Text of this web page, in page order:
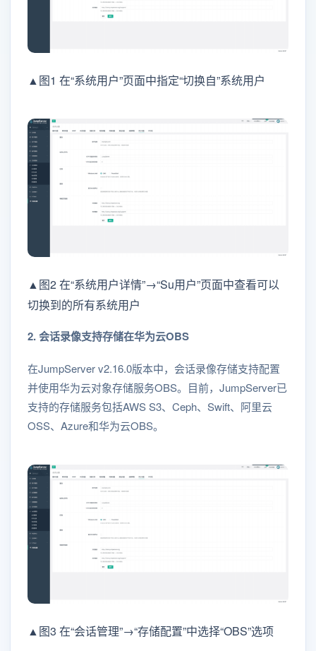
▲图1 在“系统用户”页面中指定“切换自”系统用户
▲图2 在“系统用户详情”→“Su用户”页面中查看可以
切换到的所有系统用户
2. 会话录像支持存储在华为云OBS
在JumpServer v2.16.0版本中，会话录像存储支持配置
并使用华为云对象存储服务OBS。目前，JumpServer已
支持的存储服务包括AWS S3、Ceph、Swift、阿里云
OSS、Azure和华为云OBS。
▲图3 在“会话管理”→“存储配置”中选择“OBS”选项